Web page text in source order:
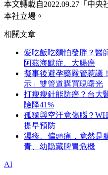
本文轉載自2022.09.27 「中央
本社立場。
相關文章
愛吃飯吃麵怕發胖？醫
阿茲海默症、大腸癌
擬事後避孕藥嚴管惹議
示」雙管道購買現曙光
打瘦瘦針能防癌？台大
險降41%
孤獨與空汙竟傷腦？
提早預防
濕疹、偏頭痛，竟然是
青、幼隐藏脾胃危機
AI